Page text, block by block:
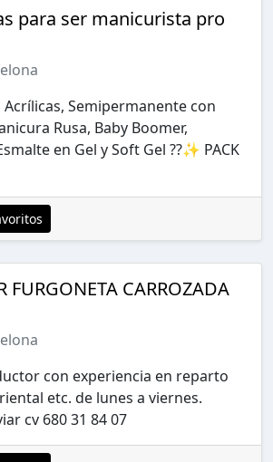
para ser manicurista pro
Acrílicas, Semipermanente con
Rusa, Baby Boomer,
en Gel y Soft Gel ??✨ PACK
FURGONETA CARROZADA
con experiencia en reparto
etc. de lunes a viernes.
cv 680 31 84 07